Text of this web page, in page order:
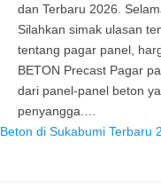
dan Terbaru 2026.
Silahkan simak ulasan
tentang pagar panel,
BETON Precast Pagar
dari panel-panel beton
penyangga.…
di Sukabumi Terbaru